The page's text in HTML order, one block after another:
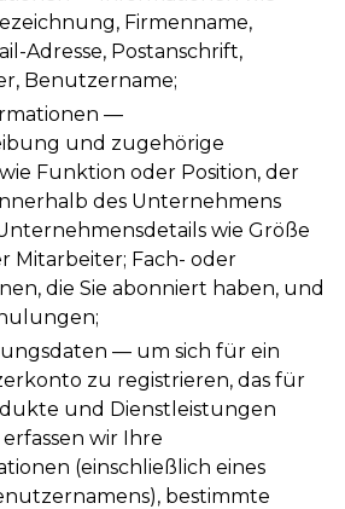
Firmenname,
Adresse, Postanschrift,
Benutzername;
—
und zugehörige
Funktion oder Position, der
des Unternehmens
wie Größe
Mitarbeiter; Fach- oder
die Sie abonniert haben, und
— um sich für ein
zu registrieren, das für
und Dienstleistungen
wir Ihre
(einschließlich eines
bestimmte